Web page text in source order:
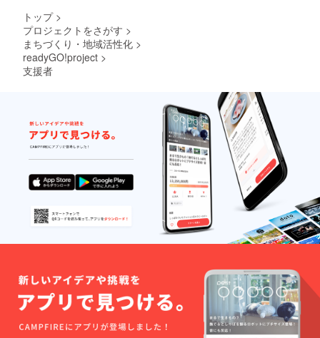
ンガー。 身体で
感じる極上のア
コースティック
ライブを体験で
きます。 世界を
舞台に活躍する
マジシャン。 目
の前で起きる奇
跡を目の当たり
にして下さい。
トップ >
プロジェクトをさがす >
まちづくり・地域活性化 >
readyGO!project >
支援者